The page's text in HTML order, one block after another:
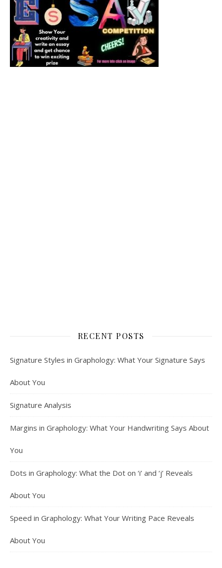
RECENT POSTS
Signature Styles in Graphology: What Your Signature Says
About You
Signature Analysis
Margins in Graphology: What Your Handwriting Says About
You
Dots in Graphology: What the Dot on ‘i’ and ‘j’ Reveals
About You
Speed in Graphology: What Your Writing Pace Reveals
About You